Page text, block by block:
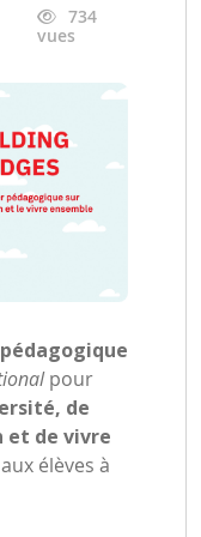
734
vues
pour
de
et de vivre
élèves à